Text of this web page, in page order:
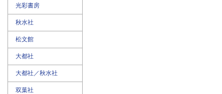
光彩書房
秋水社
松文館
大都社
大都社／秋水社
双葉社